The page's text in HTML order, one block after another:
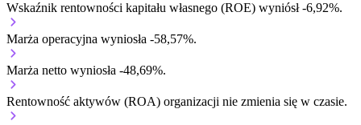
Wskaźnik rentowności kapitału własnego (ROE) wyniósł -6,92%.
Marża operacyjna wyniosła -58,57%.
Marża netto wyniosła -48,69%.
Rentowność aktywów (ROA) organizacji nie zmienia się w czasie.